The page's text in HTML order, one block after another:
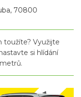
70800
toužíte? Využijte
si hlídání